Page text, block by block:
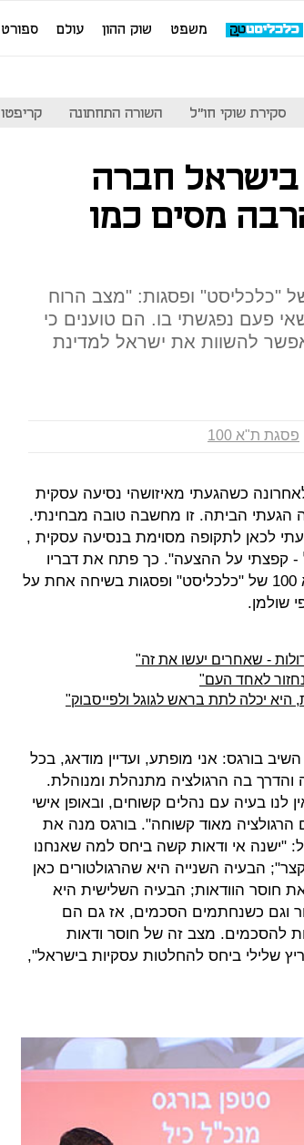
משפט שוק ההון עולם ספורט
סקירת שוקי חו"ל השורה התחתונה קריפטו
בישראל חברה
מסים כמו
כיל בכנס פסגת ת"א 100 של "כלכליסט" ופסגות: "מצב הרוח
פעם נפגשתי בו. הם טוענים כי
להשוות את ישראל למדינת
פסגת ת"א 100
כשהגעתי מאיזושהי נסיעה עסקית
הגעתי הביתה. זו מחשבה טובה מבחינתי.
בישראל בשנת 2007, הגעתי לכאן לתקופה מסוימת בנסיעה עסקית ,
קפצתי על ההצעה". כך פתח את דבריו
סטפן בורגס, מנכ"ל כיל בכנס פסגת ת"א 100 של "כלכליסט" ופסגות בשיחה אחת על
שולמן.
- שאחרים יעשו את זה"
לאחד העם"
בורגס: אני מופתע, ועדיין מודאג, בכל
והדרך בה הרגולציה מתנהלת ומנוהלת.
לנו בעיה עם נהלים קשוחים, ובאופן אישי
הרגולציה מאוד קשוחה". בורגס מנה את
"ישנה אי ודאות קשה ביחס למה שאנחנו
קצר"; הבעיה השנייה היא שהרגולטורים כאן
חוסר הוודאות; הבעיה השלישית היא
וגם כשנחתמים הסכמים, אז גם הם
להסכמים. מצב זה של חוסר ודאות
שלילי ביחס להחלטות עסקיות בישראל",